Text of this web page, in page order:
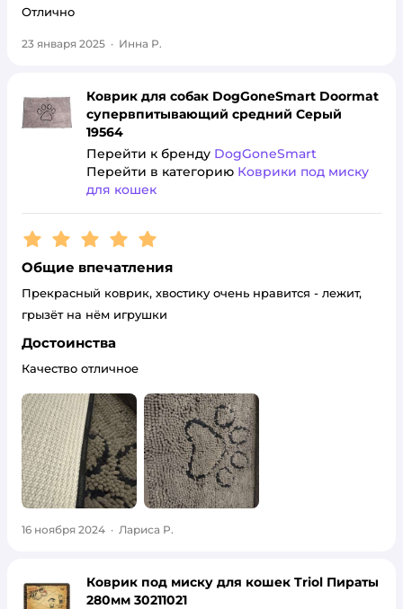
Отлично
23 января 2025 · Инна Р.
Коврик для собак DogGoneSmart Doormat
супервпитывающий средний Серый
19564
Перейти к бренду DogGoneSmart
Перейти в категорию Коврики под миску
для кошек
Рейтинг:5
Общие впечатления
Прекрасный коврик, хвостику очень нравится - лежит,
грызёт на нём игрушки
Достоинства
Качество отличное
16 ноября 2024 · Лариса Р.
Коврик под миску для кошек Triol Пираты
280мм 30211021